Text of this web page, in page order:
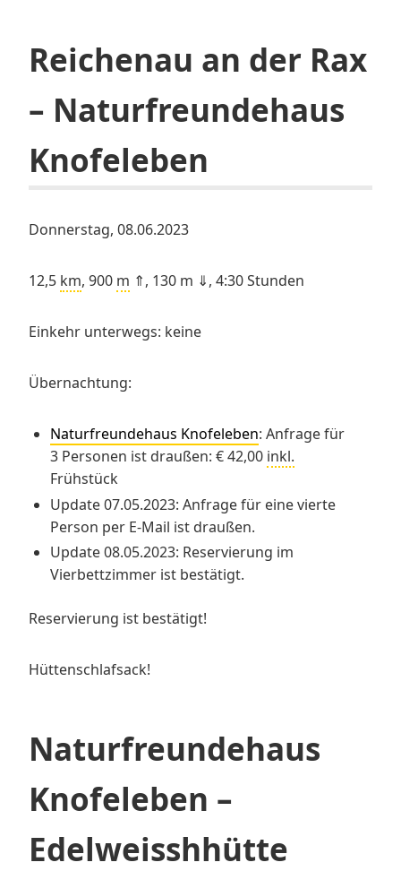
Reichenau an der Rax
– Naturfreundehaus
Knofeleben
Donnerstag, 08.06.2023
12,5 km, 900 m ⇑, 130 m ⇓, 4:30 Stunden
Einkehr unterwegs: keine
Übernachtung:
Naturfreundehaus Knofeleben: Anfrage für
3 Personen ist draußen: € 42,00 inkl.
Frühstück
Update 07.05.2023: Anfrage für eine vierte
Person per E-Mail ist draußen.
Update 08.05.2023: Reservierung im
Vierbettzimmer ist bestätigt.
Reservierung ist bestätigt!
Hüttenschlafsack!
Naturfreundehaus
Knofeleben –
Edelweisshhütte